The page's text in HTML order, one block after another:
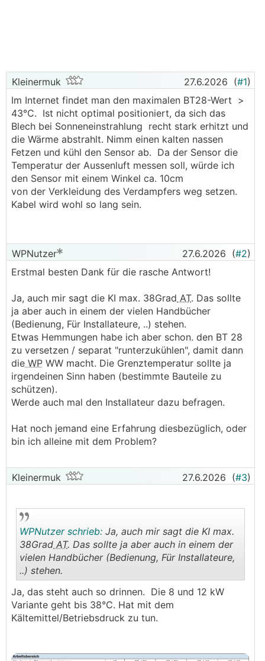
Kleinermuk 27.6.2026 (#1)
Im Internet findet man den maximalen BT28-Wert >
43°C. Ist nicht optimal positioniert, da sich das
Blech bei Sonneneinstrahlung recht stark erhitzt und
die Wärme abstrahlt. Nimm einen kalten nassen
Fetzen und kühl den Sensor ab. Da der Sensor die
Temperatur der Aussenluft messen soll, würde ich
den Sensor mit einem Winkel ca. 10cm
von der Verkleidung des Verdampfers weg setzen.
Kabel wird wohl so lang sein.
WPNutzer 27.6.2026 (#2)
Erstmal besten Dank für die rasche Antwort!
Ja, auch mir sagt die KI max. 38Grad AT. Das sollte
ja aber auch in einem der vielen Handbücher
(Bedienung, Für Installateure, ..) stehen.
Etwas Hemmungen habe ich aber schon. den BT 28
zu versetzen / separat "runterzukühlen", damit dann
die WP WW macht. Die Grenztemperatur sollte ja
irgendeinen Sinn haben (bestimmte Bauteile zu
schützen).
Werde auch mal den Installateur dazu befragen.
Hat noch jemand eine Erfahrung diesbezüglich, oder
bin ich alleine mit dem Problem?
Kleinermuk 27.6.2026 (#3)
..
WPNutzer schrieb: Ja, auch mir sagt die KI max.
38Grad AT. Das sollte ja aber auch in einem der
vielen Handbücher (Bedienung, Für Installateure,
..) stehen.
Ja, das steht auch so drinnen. Die 8 und 12 kW
Variante geht bis 38°C. Hat mit dem
Kältemittel/Betriebsdruck zu tun.